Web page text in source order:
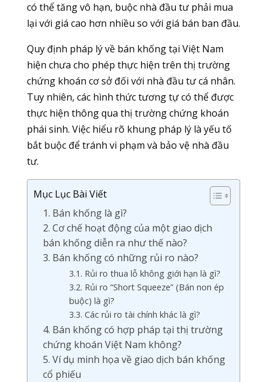
có thể tăng vô hạn, buộc nhà đầu tư phải mua
lại với giá cao hơn nhiều so với giá bán ban đầu.
Quy định pháp lý về bán khống tại Việt Nam
hiện chưa cho phép thực hiện trên thị trường
chứng khoán cơ sở đối với nhà đầu tư cá nhân.
Tuy nhiên, các hình thức tương tự có thể được
thực hiện thông qua thị trường chứng khoán
phái sinh. Việc hiểu rõ khung pháp lý là yếu tố
bắt buộc để tránh vi phạm và bảo vệ nhà đầu
tư.
Mục Lục Bài Viết
1. Bán khống là gì?
2. Cơ chế hoạt động của một giao dịch
bán khống diễn ra như thế nào?
3. Bán khống có những rủi ro nào?
3.1. Rủi ro thua lỗ không giới hạn là gì?
3.2. Rủi ro “Short Squeeze” (Bán non ép
buộc) là gì?
3.3. Các rủi ro tài chính khác là gì?
4. Bán khống có hợp pháp tại thị trường
chứng khoán Việt Nam không?
5. Ví dụ minh họa về giao dịch bán khống
cổ phiếu